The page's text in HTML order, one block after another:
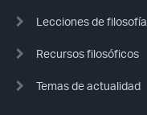
Lecciones de filosofía
Recursos filosóficos
Temas de actualidad